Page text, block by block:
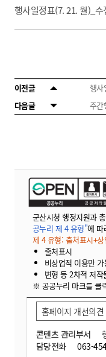
행사일정표(7. 21. 월)_수
이전글
행사
다음글
주간
군산시청 행정지원과
공누리 제 4 유형"에 따
제 4 유형: 출처표시+
출처표시
비상업적 이용만
변형 등 2차적 저작
※ 공공누리 마크를 클
콘텐츠 관리부서
담당전화
063-
홈페이지 개선의견